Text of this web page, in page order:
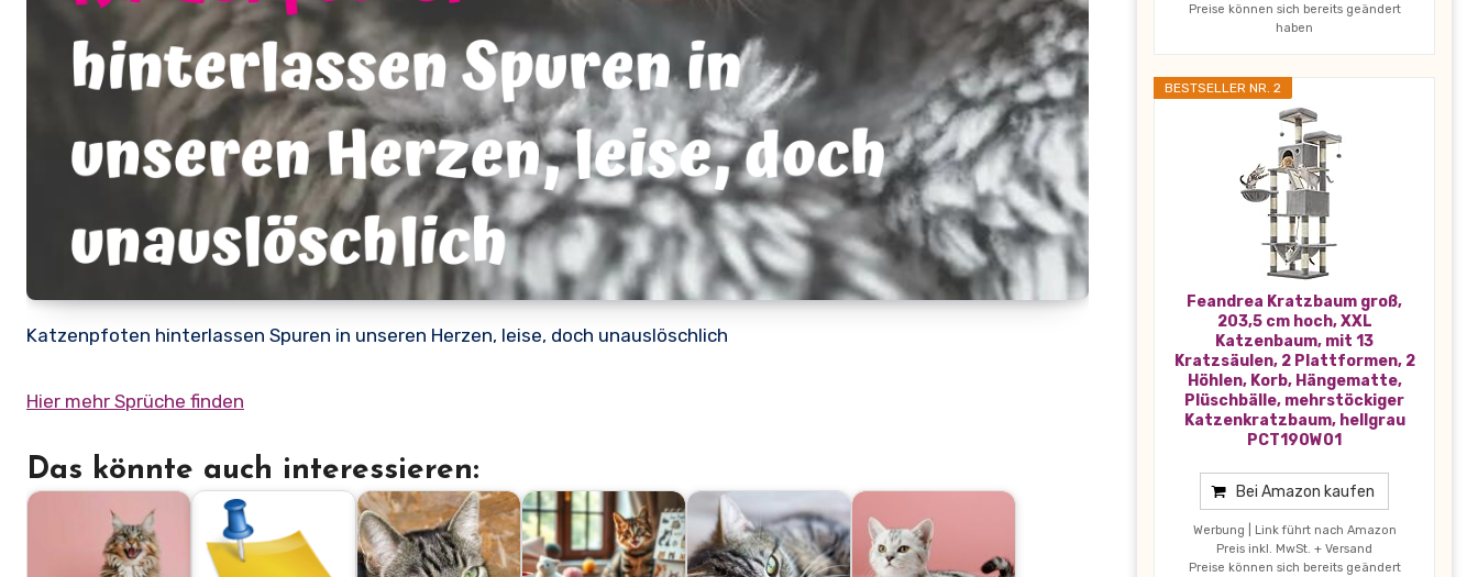
Katzenpfoten hinterlassen Spuren in unseren Herzen, leise, doch unauslöschlich
Hier mehr Sprüche finden
Das könnte auch interessieren:
Preise können sich bereits geändert
haben
BESTSELLER NR. 2
Feandrea Kratzbaum groß,
203,5 cm hoch, XXL
Katzenbaum, mit 13
Kratzsäulen, 2 Plattformen, 2
Höhlen, Korb, Hängematte,
Plüschbälle, mehrstöckiger
Katzenkratzbaum, hellgrau
PCT190W01
Bei Amazon kaufen
Werbung | Link führt nach Amazon
Preis inkl. MwSt. + Versand
Preise können sich bereits geändert